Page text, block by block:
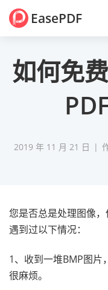
EasePDF
如何免
2019 年 11 月 21 日
您是否总是处理图像
遇到过以下情况：
1、收到一堆BMP图
很麻烦。